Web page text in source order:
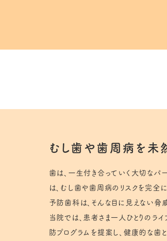
むし歯や歯周病を未
歯は、一生付き合っていく大切なパ
は、むし歯や歯周病のリスクを完全
予防歯科は、そんな目に見えない脅
当院では、患者さま一人ひとりのラ
防プログラムを提案し、健康的な歯